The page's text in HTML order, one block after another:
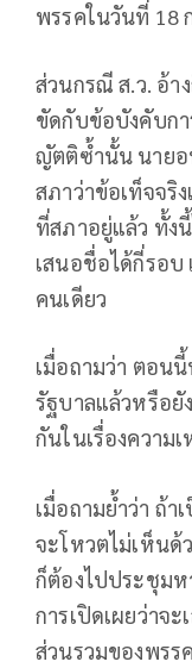
พรรคในวันที่ 18
ส่วนกรณี ส.ว. อ้า
ขัดกับข้อบังคับก
ญัตติซ้ำนั้น นายอ
สภาว่าข้อเท็จจริ
ที่สภาอยู่แล้ว ทั้ง
เสนอชื่อได้กี่รอบ
คนเดียว
เมื่อถามว่า ตอน
รัฐบาลแล้วหรือยั
กันในเรื่องความ
เมื่อถามย้ำว่า ถ้
จะโหวตไม่เห็นด้
ก็ต้องไปประชุมห
การเปิดเผยว่าจ
ส่วนรวมของพรรค